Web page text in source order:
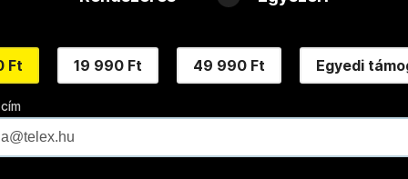
Ft 19 990 Ft 49 990 Ft Egyedi